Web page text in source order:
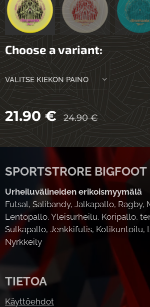
Choose a variant:
VALITSE KIEKON PAINO
21.90€ 24.90€
SPORTSTRORE BIGFOOT
Urheiluvälineiden erikoismyymälä
Futsal, Salibandy, Jalkapallo, Ragby,
Lentopallo, Yleisurheilu, Koripallo,
Sulkapallo, Jenkkifutis, Kotikuntoilu,
Nyrkkeily
TIETOA
Käyttöehdot